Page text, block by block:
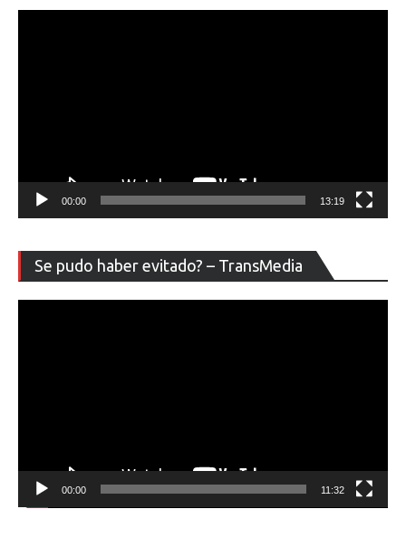
00:00 13:19
Se pudo haber evitado? – TransMedia
de
00:00 11:32